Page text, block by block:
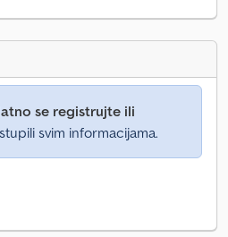
se registrujte ili
svim informacijama.